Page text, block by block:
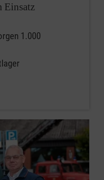
Einsatz
1.000